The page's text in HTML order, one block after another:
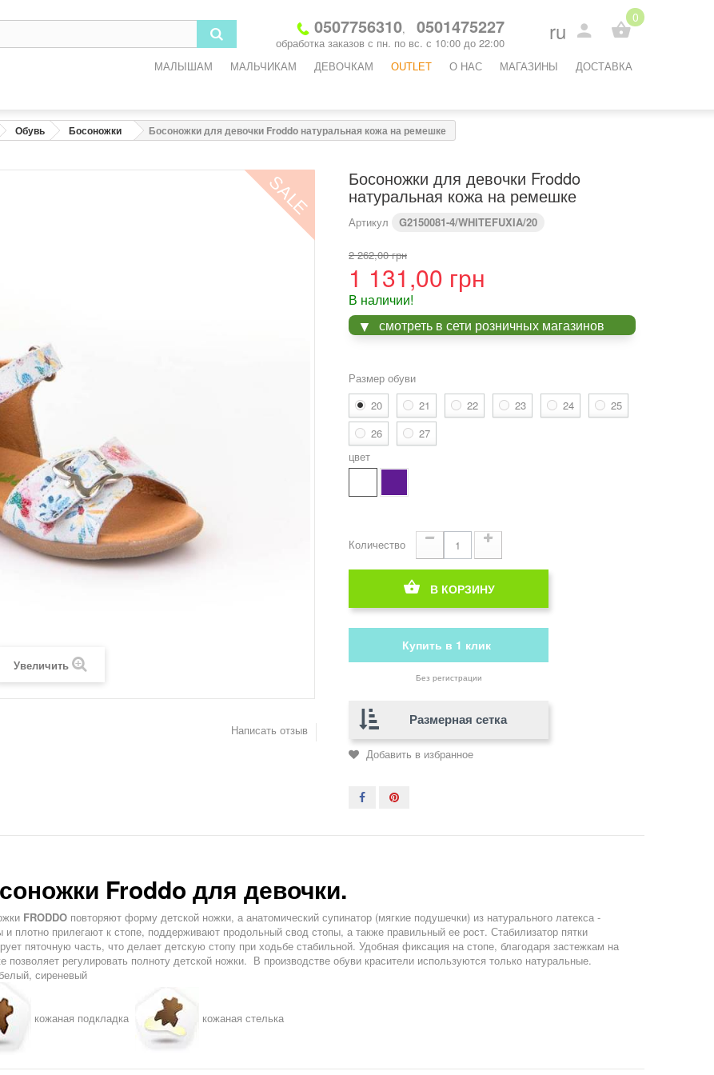
0507756310, 0501475227
обработка заказов с пн. по вс. с 10:00 до 22:00
0
ru
МАЛЫШАМ МАЛЬЧИКАМ ДЕВОЧКАМ OUTLET O НАС МАГАЗИНЫ ДОСТАВКА
Обувь Босоножки Босоножки для девочки Froddo натуральная кожа на ремешке
SALE
Увеличить
Написать отзыв
Босоножки для девочки Froddo
натуральная кожа на ремешке
Артикул G2150081-4/WHITEFUXIA/20
2 262,00 грн
1 131,00 грн
В наличии!
смотреть в сети розничных магазинов
Размер обуви
20
21 22 23 24
25
26
27
цвет
Количество
В КОРЗИНУ
Купить в 1 клик
Без регистрации
Размерная сетка
Добавить в избранное
Froddo для девочки.
FRODDOповторяют форму детской ножки, а анатомический супинатор (мягкие подушечки) из натурального латекса -
и плотно прилегают к стопе, поддерживают продольный свод стопы, а также правильный ее рост. Стабилизатор пятки
пяточную часть, что делает детскую стопу при ходьбе стабильной. Удобная фиксация на стопе, благодаря застежкам на
позволяет регулировать полноту детской ножки. В производстве обуви красители используются только натуральные.
сиреневый
кожаная подкладка кожаная стелька